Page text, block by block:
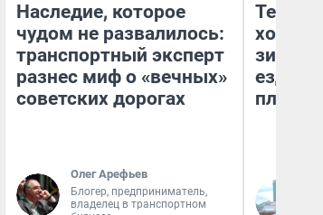
Наследие, которое
чудом не развалилось:
транспортный эксперт
разнес миф о «вечных»
советских дорогах
Олег Арефьев
Блогер, предприниматель,
владелец в транспортном
Тепло
зимой.
ездит
плюсы